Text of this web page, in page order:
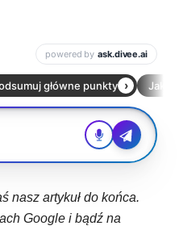
nasz artykuł do końca.
Google i bądź na